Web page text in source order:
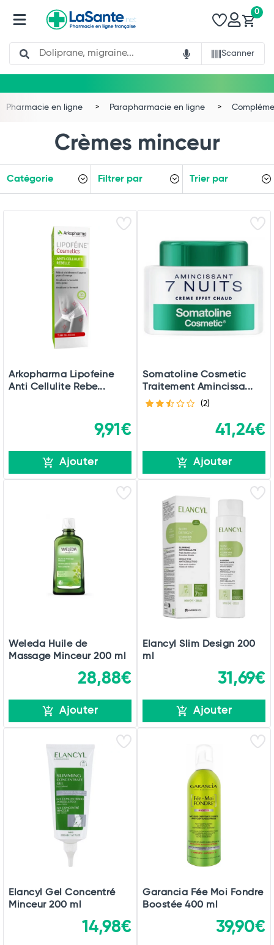
Search
Scanner
0
Commander
Pharmacie en ligne Parapharmacie en ligne
Crèmes minceur
Catégorie Filtrer par Trier par
Arkopharma Lipofeine
Anti Cellulite Rebe...
9,91€
Ajouter
Somatoline Cosmetic
Traitement Amincissa...
(2)
41,24€
Ajouter
Weleda Huile de
Massage Minceur 200 ml
28,88€
Ajouter
Elancyl Slim Design 200
ml
31,69€
Ajouter
Elancyl Gel Concentré
Minceur 200 ml
14,98€
Garancia Fée Moi Fondre
Boostée 400 ml
39,90€